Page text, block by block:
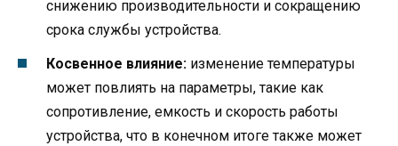
снижению производительности и сокращению
срока службы устройства.
Косвенное влияние: изменение температуры
может повлиять на параметры, такие как
сопротивление, емкость и скорость работы
устройства, что в конечном итоге также может